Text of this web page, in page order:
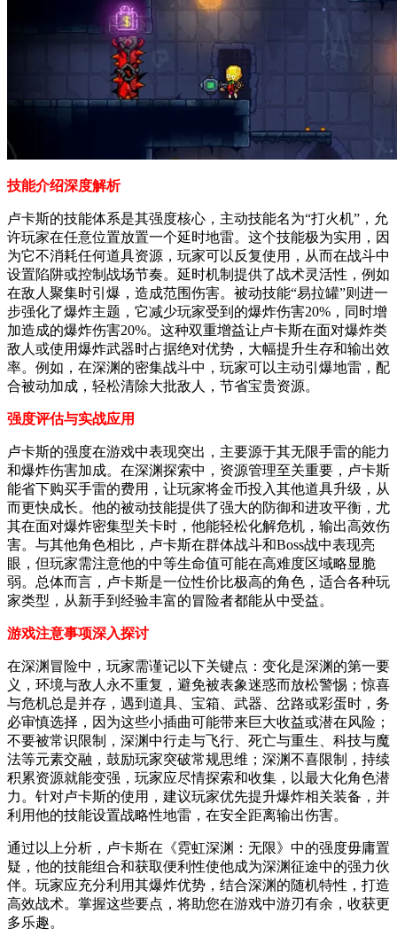
技能介绍深度解析
卢卡斯的技能体系是其强度核心，主动技能名为“打火机”，允
许玩家在任意位置放置一个延时地雷。这个技能极为实用，因
为它不消耗任何道具资源，玩家可以反复使用，从而在战斗中
设置陷阱或控制战场节奏。延时机制提供了战术灵活性，例如
在敌人聚集时引爆，造成范围伤害。被动技能“易拉罐”则进一
步强化了爆炸主题，它减少玩家受到的爆炸伤害20%，同时增
加造成的爆炸伤害20%。这种双重增益让卢卡斯在面对爆炸类
敌人或使用爆炸武器时占据绝对优势，大幅提升生存和输出效
率。例如，在深渊的密集战斗中，玩家可以主动引爆地雷，配
合被动加成，轻松清除大批敌人，节省宝贵资源。
强度评估与实战应用
卢卡斯的强度在游戏中表现突出，主要源于其无限手雷的能力
和爆炸伤害加成。在深渊探索中，资源管理至关重要，卢卡斯
能省下购买手雷的费用，让玩家将金币投入其他道具升级，从
而更快成长。他的被动技能提供了强大的防御和进攻平衡，尤
其在面对爆炸密集型关卡时，他能轻松化解危机，输出高效伤
害。与其他角色相比，卢卡斯在群体战斗和Boss战中表现亮
眼，但玩家需注意他的中等生命值可能在高难度区域略显脆
弱。总体而言，卢卡斯是一位性价比极高的角色，适合各种玩
家类型，从新手到经验丰富的冒险者都能从中受益。
游戏注意事项深入探讨
在深渊冒险中，玩家需谨记以下关键点：变化是深渊的第一要
义，环境与敌人永不重复，避免被表象迷惑而放松警惕；惊喜
与危机总是并存，遇到道具、宝箱、武器、岔路或彩蛋时，务
必审慎选择，因为这些小插曲可能带来巨大收益或潜在风险；
不要被常识限制，深渊中行走与飞行、死亡与重生、科技与魔
法等元素交融，鼓励玩家突破常规思维；深渊不喜限制，持续
积累资源就能变强，玩家应尽情探索和收集，以最大化角色潜
力。针对卢卡斯的使用，建议玩家优先提升爆炸相关装备，并
利用他的技能设置战略性地雷，在安全距离输出伤害。
通过以上分析，卢卡斯在《霓虹深渊：无限》中的强度毋庸置
疑，他的技能组合和获取便利性使他成为深渊征途中的强力伙
伴。玩家应充分利用其爆炸优势，结合深渊的随机特性，打造
高效战术。掌握这些要点，将助您在游戏中游刃有余，收获更
多乐趣。